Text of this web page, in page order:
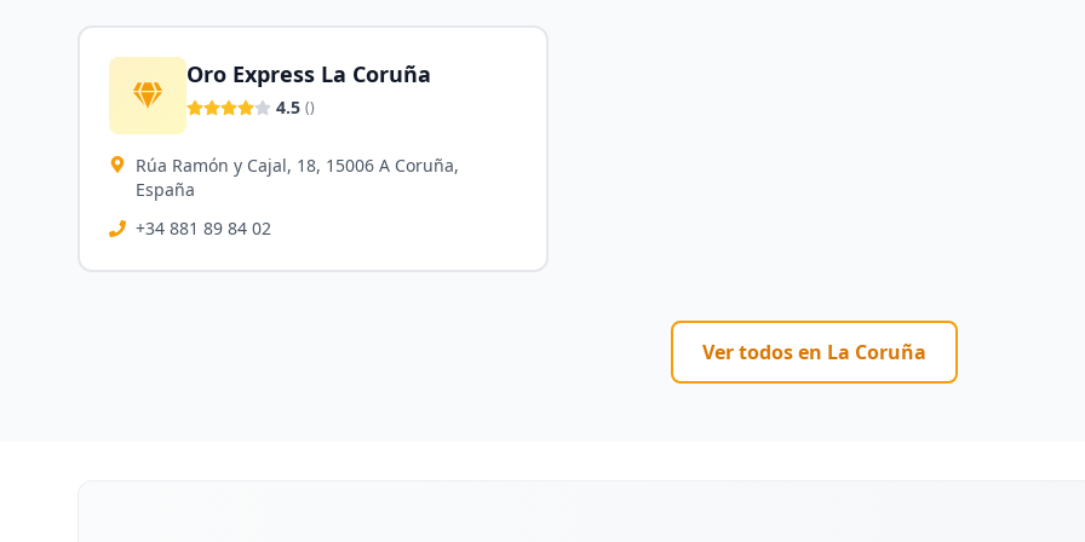
Oro Express La Coruña
4.5 ()
Rúa Ramón y Cajal, 18, 15006 A Coruña,
España
+34 881 89 84 02
Ver todos en La Coruña